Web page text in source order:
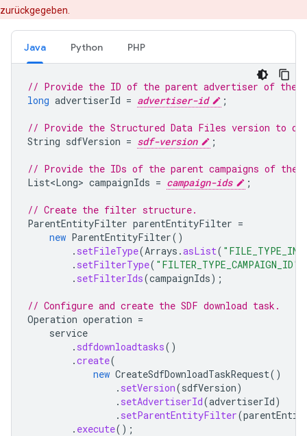
zurückgegeben.
Java Python PHP
// Provide the ID of the parent advertiser of the
long advertiserId = advertiser-id ;
// Provide the Structured Data Files version to
String sdfVersion = sdf-version ;
// Provide the IDs of the parent campaigns of the
List<Long> campaignIds = campaign-ids ;
// Create the filter structure.
ParentEntityFilter parentEntityFilter =
new ParentEntityFilter()
. setFileType(Arrays .asList(
. setFilterType( "FILTER_TYPE_CAMPAIGN_ID"
. setFilterIds(campaignIds);
// Configure and create the SDF download task.
Operation operation =
service
. sdfdownloadtasks()
.create(
new CreateSdfDownloadTaskRequest()
. setVersion(sdfVersion)
. setAdvertiserId(advertiserId)
. setParentEntityFilter(
. execute();